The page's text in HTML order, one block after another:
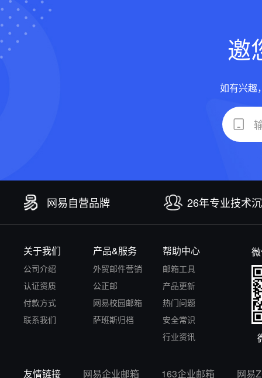
邀
如有兴趣
网易自营品牌 26年专业技术
关于我们
公司介绍
认证资质
付款方式
联系我们
产品&服务
外贸邮件营销
公正邮
网易校园邮箱
萨班斯归档
帮助中心
邮箱工具
产品更新
热门问题
安全常识
行业资讯
友情链接 网易企业邮箱 163企业邮箱 网易